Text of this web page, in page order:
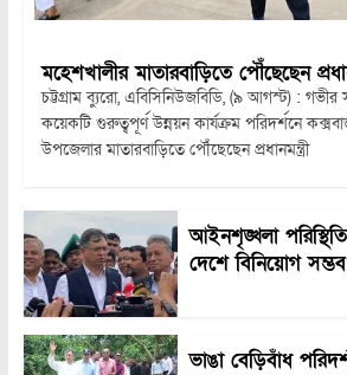
মহেশখালীর মাতারবাড়িতে পৌঁছেছেন
চট্টগ্রাম ব্যুরো, এবিসিনিউজবিডি, (৯ আগস্ট) :
কয়েকটি গুরুত্বপূর্ণ উন্নয়ন কার্যক্রম পরিদর্শনে
উপজেলার মাতারবাড়িতে পৌঁছেছেন প্রধানমন্ত্রী
আইনশৃঙ্খলা
দেশে বিনিয়োগ সম্ভব
ভাঙা বেড়িবাঁধ